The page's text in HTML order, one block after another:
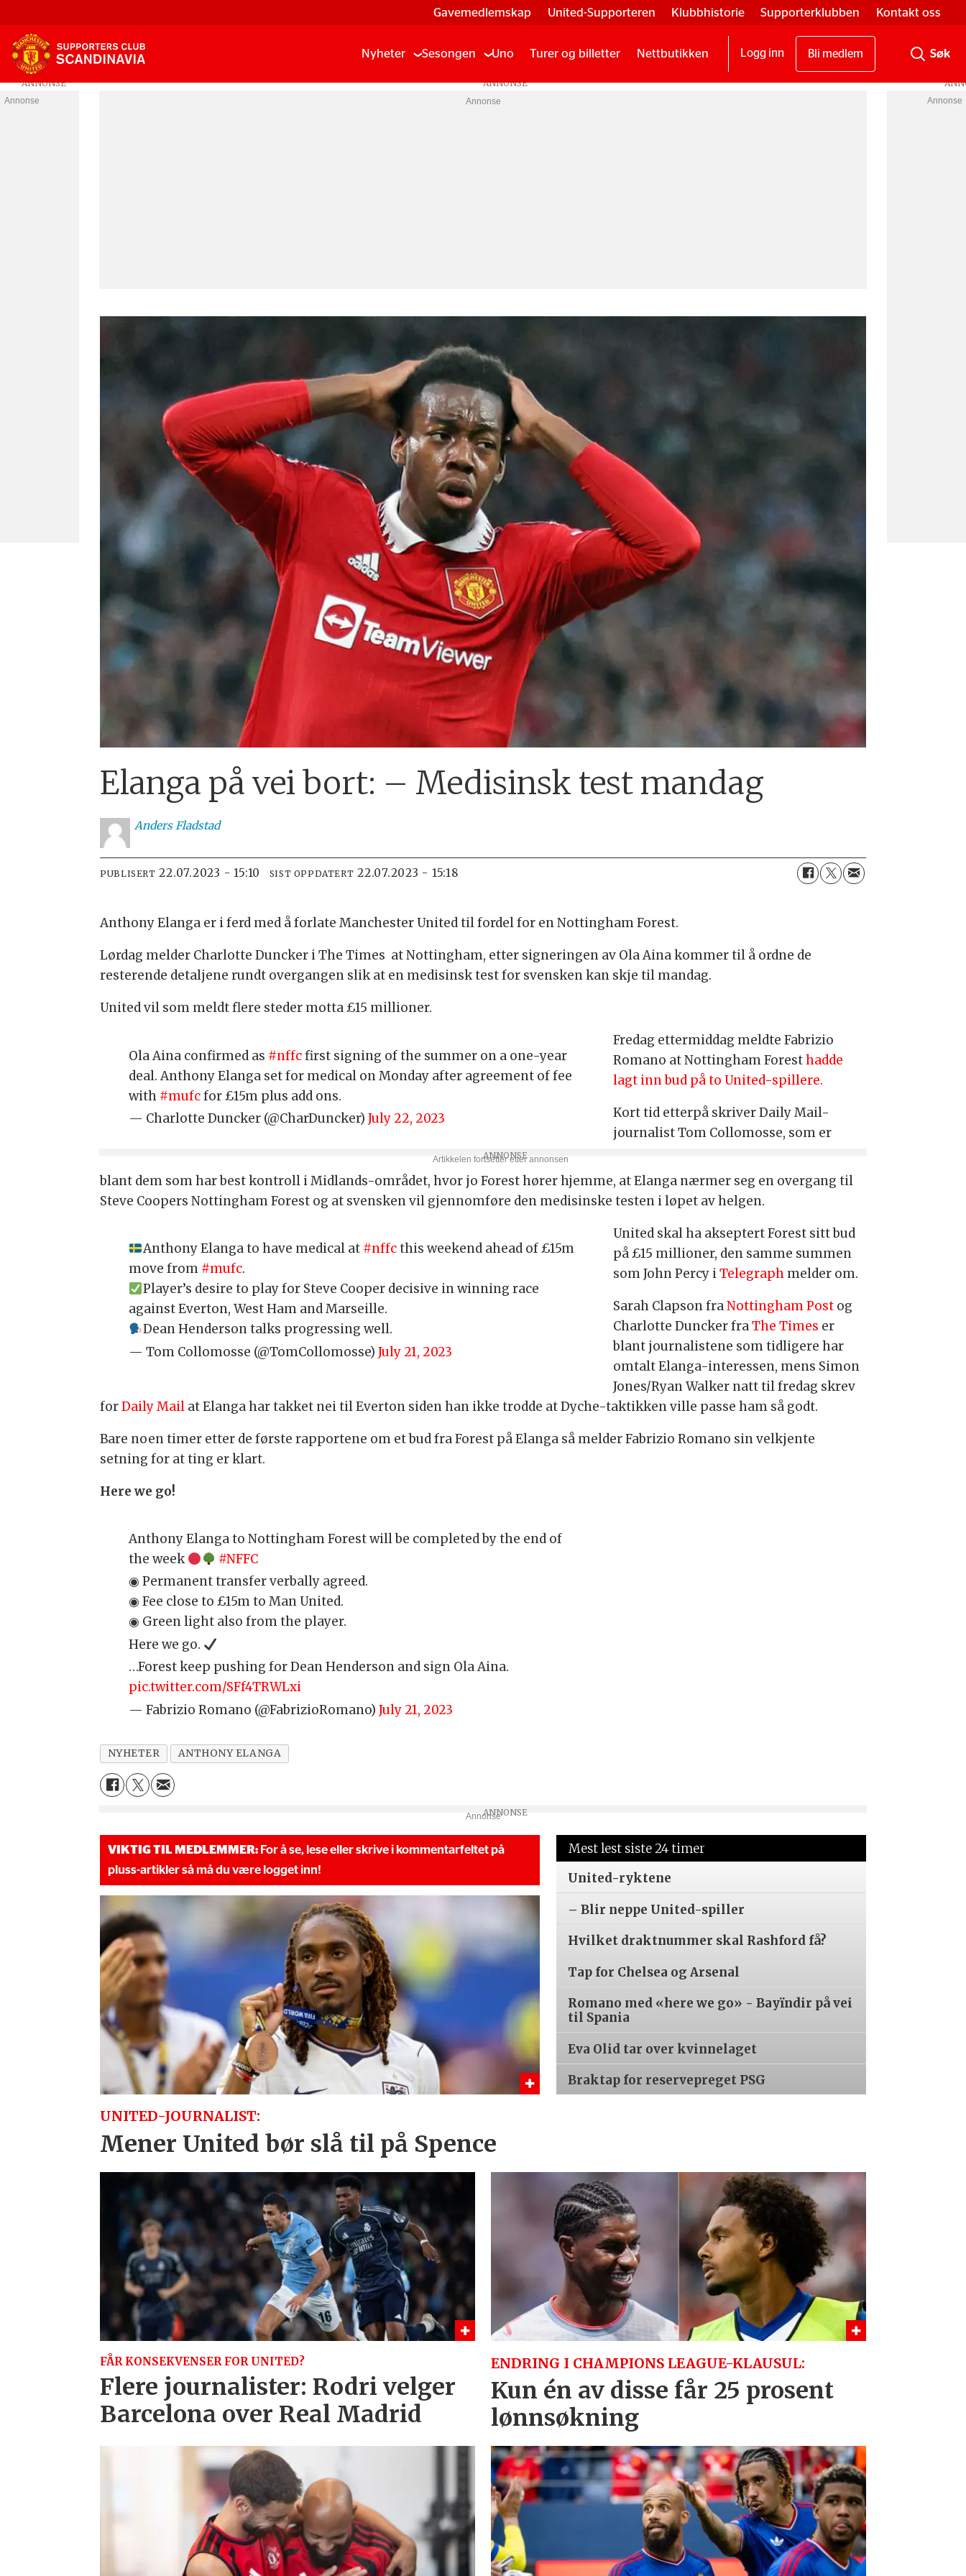
Gavemedlemskap United-Supporteren Klubbhistorie Supporterklubben Kontakt oss
Nyheter Sesongen Uno Turer og billetter Nettbutikken Logg inn Bli medlem
Annonse
Elanga på vei bort: – Medisinsk test mandag
Anders Fladstad
PUBLISERT 22.07.2023 - 15:10 SIST OPPDATERT 22.07.2023 - 15:18
Anthony Elanga er i ferd med å forlate Manchester United til fordel for en Nottingham Forest.
Lørdag melder Charlotte Duncker i The Times at Nottingham, etter signeringen av Ola Aina kommer til å ordne de
resterende detaljene rundt overgangen slik at en medisinsk test for svensken kan skje til mandag.
United vil som meldt flere steder motta £15 millioner.
Ola Aina confirmed as #nffcfirst signing of the summer on a one-year
deal. Anthony Elanga set for medical on Monday after agreement of fee
with #mufcfor £15m plus add ons.
— Charlotte Duncker (@CharDuncker)July 22, 2023
Fredag ettermiddag meldte Fabrizio
Romano at Nottingham Foresthadde
lagt inn bud på to United-spillere.
Kort tid etterpå skriver Daily Mail-
journalist Tom Collomosse, som er
blant dem som har best kontroll i Midlands-området, hvor jo Forest hører hjemme, at Elanga nærmer seg en overgang til
Steve Coopers Nottingham Forest og at svensken vil gjennomføre den medisinske testen i løpet av helgen.
Anthony Elanga to have medical at #nffcthis weekend ahead of £15m
move from #mufc.
Player’s desire to play for Steve Cooper decisive in winning race
against Everton, West Ham and Marseille.
Dean Henderson talks progressing well.
— Tom Collomosse (@TomCollomosse)July 21, 2023
United skal ha akseptert Forest sitt bud
på £15 millioner, den samme summen
som John Percy iTelegraph melder om.
Sarah Clapson fraNottingham Post og
Charlotte Duncker fraThe Times er
blant journalistene som tidligere har
omtalt Elanga-interessen, mens Simon
Jones/Ryan Walker natt til fredag skrev
forDaily Mail at Elanga har takket nei til Everton siden han ikke trodde at Dyche-taktikken ville passe ham så godt.
Bare noen timer etter de første rapportene om et bud fra Forest på Elanga så melder Fabrizio Romano sin velkjente
setning for at ting er klart.
Here we go!
Anthony Elanga to Nottingham Forest will be completed by the end of
the week
#NFFC
◉ Permanent transfer verbally agreed.
◉ Fee close to £15m to Man United.
◉ Green light also from the player.
Here we go.
…Forest keep pushing for Dean Henderson and sign Ola Aina.
pic.twitter.com/SFf4TRWLxi
— Fabrizio Romano (@FabrizioRomano)July 21, 2023
NYHETER ANTHONY ELANGA
Annonse
VIKTIG TIL MEDLEMMER: For å se, lese eller skrive i kommentarfeltet på
pluss-artikler så må du være logget inn!
UNITED-JOURNALIST:
Mener United bør slå til på Spence
Mest lest siste 24 timer
United-ryktene
– Blir neppe United-spiller
Hvilket draktnummer skal Rashford få?
Tap for Chelsea og Arsenal
Romano med «here we go» - Bayïndir på vei
til Spania
Eva Olid tar over kvinnelaget
Braktap for reservepreget PSG
FÅR KONSEKVENSER FOR UNITED?
Flere journalister: Rodri velger
Barcelona over Real Madrid
ENDRING I CHAMPIONS LEAGUE-KLAUSUL:
Kun én av disse får 25 prosent
lønnsøkning
Annonse Annonse